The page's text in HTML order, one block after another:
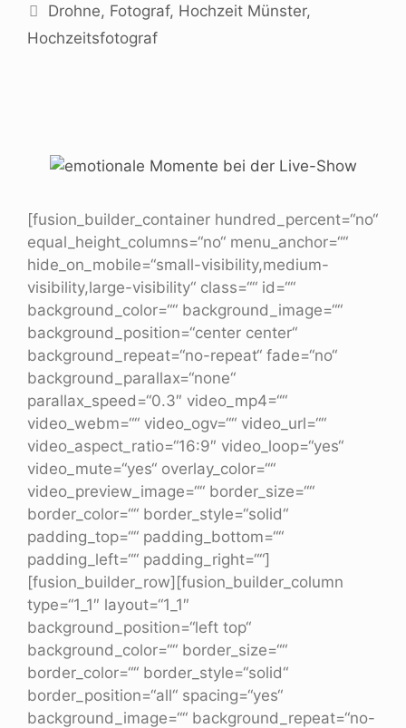
Drohne, Fotograf, Hochzeit Münster,
Hochzeitsfotograf
[fusion_builder_container hundred_percent=“no“
equal_height_columns=“no“ menu_anchor=““
hide_on_mobile=“small-visibility,medium-
visibility,large-visibility“ class=““ id=““
background_color=““ background_image=““
background_position=“center center“
background_repeat=“no-repeat“ fade=“no“
background_parallax=“none“
parallax_speed=“0.3″ video_mp4=““
video_webm=““ video_ogv=““ video_url=““
video_aspect_ratio=“16:9″ video_loop=“yes“
video_mute=“yes“ overlay_color=““
video_preview_image=““ border_size=““
border_color=““ border_style=“solid“
padding_top=““ padding_bottom=““
padding_left=““ padding_right=““]
[fusion_builder_row][fusion_builder_column
type=“1_1″ layout=“1_1″
background_position=“left top“
background_color=““ border_size=““
border_color=““ border_style=“solid“
border_position=“all“ spacing=“yes“
background_image=““ background_repeat=“no-